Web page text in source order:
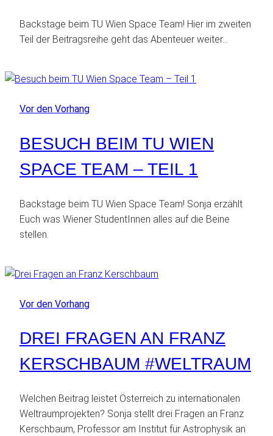
Backstage beim TU Wien Space Team! Hier im zweiten
Teil der Beitragsreihe geht das Abenteuer weiter…
Vor den Vorhang
BESUCH BEIM TU WIEN
SPACE TEAM – TEIL 1
Backstage beim TU Wien Space Team! Sonja erzählt
Euch was Wiener StudentInnen alles auf die Beine
stellen.
Vor den Vorhang
DREI FRAGEN AN FRANZ
KERSCHBAUM #WELTRAUM
Welchen Beitrag leistet Österreich zu internationalen
Weltraumprojekten? Sonja stellt drei Fragen an Franz
Kerschbaum, Professor am Institut für Astrophysik an